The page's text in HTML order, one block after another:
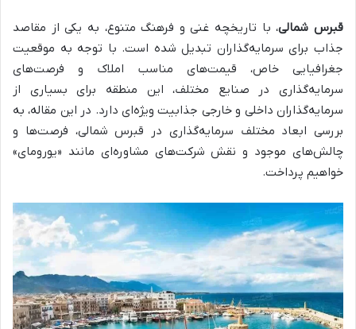
قبرس شمالی، با تاریخچه غنی و فرهنگ متنوع، به یکی از مقاصد
جذاب برای سرمایه‌گذاران تبدیل شده است. با توجه به موقعیت
جغرافیایی خاص، قیمت‌های مناسب املاک و فرصت‌های
سرمایه‌گذاری در صنایع مختلف، این منطقه برای بسیاری از
سرمایه‌گذاران داخلی و خارجی جذابیت ویژه‌ای دارد. در این مقاله، به
بررسی ابعاد مختلف سرمایه‌گذاری در قبرس شمالی، فرصت‌ها و
چالش‌های موجود و نقش شرکت‌های مشاوره‌ای مانند «یورومای»
خواهیم پرداخت.